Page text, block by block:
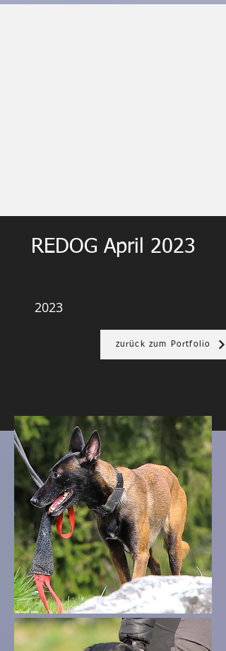
REDOG April 2023
2023
zurück zum Portfolio